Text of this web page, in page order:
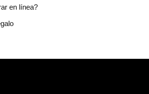
en línea?